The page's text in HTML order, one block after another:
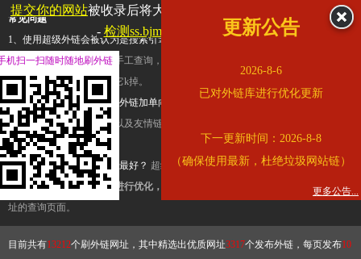
常见问题
1、使用超级外链会被认为是搜索引擎优化作弊吗？ 超级外链只是一个简便而集成
查询工具，模拟的是正常手工查询，不是作弊。如果是作弊，那您可以使用超级外
推广竞争对手的网址，让它k掉。
2、网站优化单纯依靠超级外链加单向链接可行吗？
链，需要结合普通的外链以及友情链接，您可以到站长论坛发布外链，到友情链接
台交换友情链接。
3、如何使用超级外链效果最好？ 超级外链不同于普通的外链，它是动态的链接，
有频繁使用超级外链工具进行优化，才能获得稳定的外链
，最终使搜索引擎收录带
址的查询页面。
目前共有13212个刷外链网址，其中精选出优质网址3317个发布外链，每页发布10
提交你的网站被收录后将大幅提升流量和外链，
查看展示页面
- 检测ss.bjmu.edu.cn是否收录更新公告
2026-8-6
已对外链库进行优化更新
下一更新时间：2026-8-8
（确保使用最新，杜绝垃圾网站链）
更多公告...
机扫一扫随时随地刷外链